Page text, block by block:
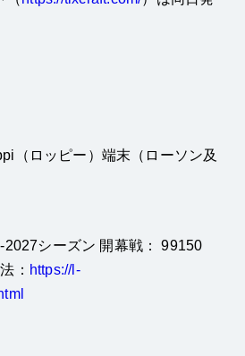
（ロッピー）端末（ローソン及
2027シーズン 開幕戦： 99150
： https://l-